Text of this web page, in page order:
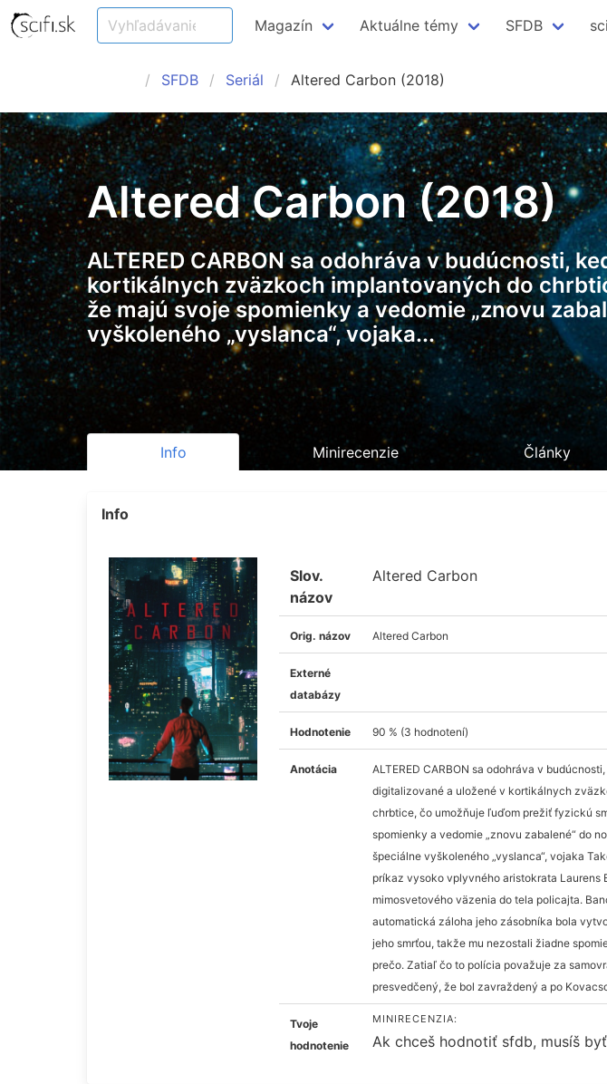
Magazín Aktuálne témy SFDB
SFDB Seriál Altered Carbon (2018)
Altered Carbon (2018)
ALTERED CARBON sa odohráva v budúcnosti,
kortikálnych zväzkoch implantovaných do
že majú svoje spomienky a vedomie „znovu
vyškoleného „vyslanca“, vojaka...
Info Minirecenzie Články
Info
Slov.
názov
Altered Carbon
Orig. názov Altered Carbon
Externé
databázy
Hodnotenie 90 % (3 hodnotení)
Anotácia
ALTERED CARBON sa odohráva v
digitalizované a uložené v kortikálnych
chrbtice, čo umožňuje ľuďom prežiť fyzickú
spomienky a vedomie „znovu zabalené“ do
špeciálne vyškoleného „vyslanca“, vojaka
príkaz vysoko vplyvného aristokrata Laurens
mimosvetového väzenia do tela policajta.
automatická záloha jeho zásobníka bola
jeho smrťou, takže mu nezostali žiadne
prečo. Zatiaľ čo to polícia považuje za
presvedčený, že bol zavraždený a po
Tvoje
hodnotenie
MINIRECENZIA:
Ak chceš hodnotiť sfdb, musíš byť